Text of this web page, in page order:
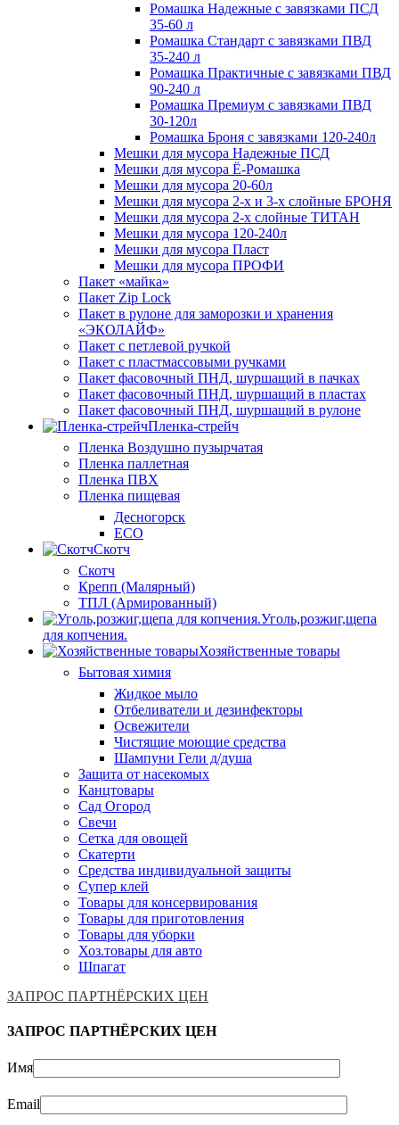
Ромашка Надежные с завязками ПСД
35-60 л
Ромашка Стандарт с завязками ПВД
35-240 л
Ромашка Практичные с завязками ПВД
90-240 л
Ромашка Премиум с завязками ПВД
30-120л
Ромашка Броня с завязками 120-240л
Мешки для мусора Надежные ПСД
Мешки для мусора Ё-Ромашка
Мешки для мусора 20-60л
Мешки для мусора 2-х и 3-х слойные БРОНЯ
Мешки для мусора 2-х слойные ТИТАН
Мешки для мусора 120-240л
Мешки для мусора Пласт
Мешки для мусора ПРОФИ
Пакет «майка»
Пакет Zip Lock
Пакет в рулоне для заморозки и хранения
«ЭКОЛАЙФ»
Пакет с петлевой ручкой
Пакет с пластмассовыми ручками
Пакет фасовочный ПНД, шуршащий в пачках
Пакет фасовочный ПНД, шуршащий в пластах
Пакет фасовочный ПНД, шуршащий в рулоне
Пленка-стрейч
Пленка Воздушно пузырчатая
Пленка паллетная
Пленка ПВХ
Пленка пищевая
Десногорск
ECO
Скотч
Скотч
Крепп (Малярный)
ТПЛ (Армированный)
Уголь,розжиг,щепа
для копчения.
Хозяйственные товары
Бытовая химия
Жидкое мыло
Отбеливатели и дезинфекторы
Освежители
Чистящие моющие средства
Шампуни Гели д/душа
Защита от насекомых
Канцтовары
Сад Огород
Свечи
Сетка для овощей
Скатерти
Средства индивидуальной защиты
Супер клей
Товары для консервирования
Товары для приготовления
Товары для уборки
Хоз.товары для авто
Шпагат
ЗАПРОС ПАРТНЁРСКИХ ЦЕН
ЗАПРОС ПАРТНЁРСКИХ ЦЕН
Имя
Email